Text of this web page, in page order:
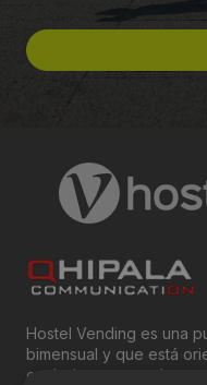
Hostel Vending es una
bimensual y que está
exclusivamente, a los